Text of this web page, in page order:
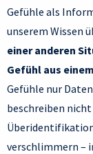
Gefühle als
unserem Wissen
einer anderen
Gefühl aus
Gefühle nur
beschreiben
verschlimmern –